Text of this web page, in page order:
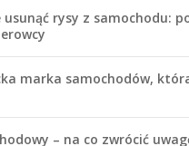
usunąć rysy z samochodu:
marka samochodów,
– na co zwrócić